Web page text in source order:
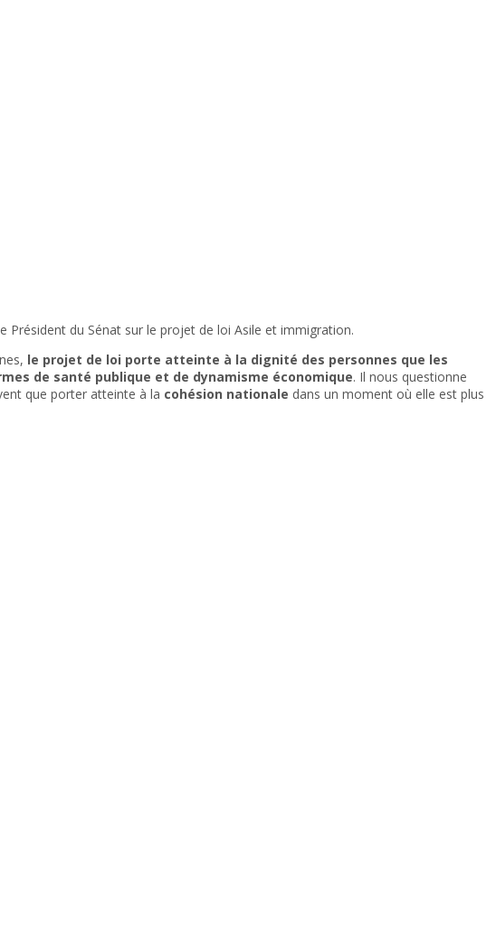
Président du Sénat sur le projet de loi Asile et immigration.
le projet de loi porte atteinte à la dignité des personnes que les
de santé publique et de dynamisme économique. Il nous questionne
que porter atteinte à la cohésion nationale dans un moment où elle est plus